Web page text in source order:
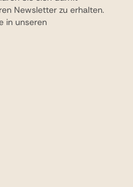
Newsletter zu erhalten.
in unseren